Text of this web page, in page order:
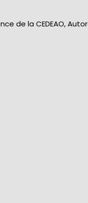
de la CEDEAO,